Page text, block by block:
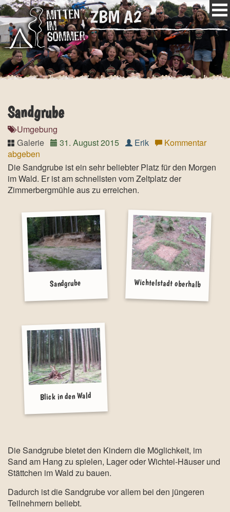
ZBM A2
Sandgrube
Umgebung
Galerie
31. August 2015 Erik
Kommentar
abgeben
Die Sandgrube ist ein sehr beliebter Platz für den Morgen
im Wald. Er ist am schnellsten vom Zeltplatz der
Zimmerbergmühle aus zu erreichen.
Sandgrube Wichtelstadt oberhalb
Blick in den Wald
Die Sandgrube bietet den Kindern die Möglichkeit, im
Sand am Hang zu spielen, Lager oder Wichtel-Häuser und
Stättchen im Wald zu bauen.
Dadurch ist die Sandgrube vor allem bei den jüngeren
Teilnehmern beliebt.